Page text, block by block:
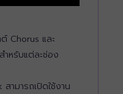
Chorus และ
ำหรับแต่ละช่อง
ามารถเปิดใช้งาน